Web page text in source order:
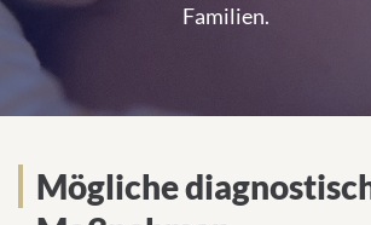
Familien.
Mögliche